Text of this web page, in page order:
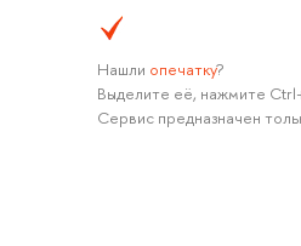
Нашли опечатку?
Выделите её, нажмите
Сервис предназначен